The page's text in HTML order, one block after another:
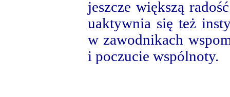
jeszcze większą
uaktywnia się też
w zawodnikach
i poczucie wspólnoty.